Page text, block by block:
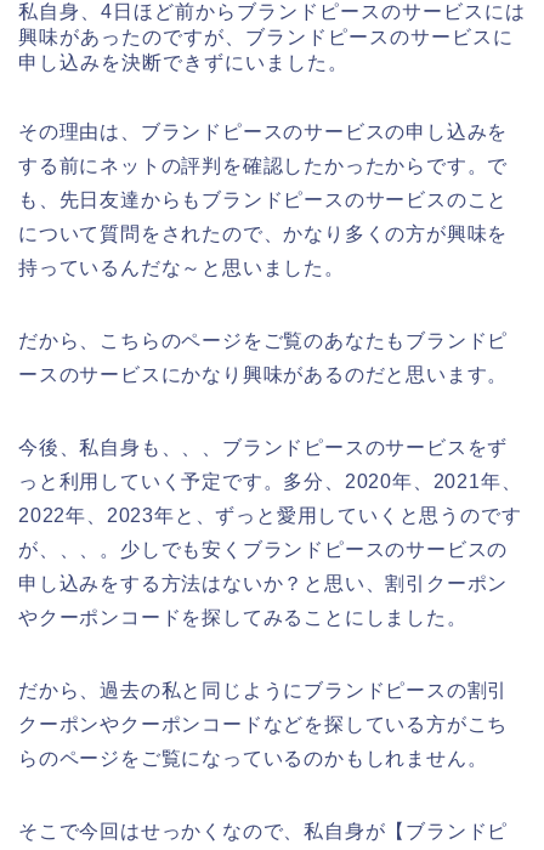
私自身、4日ほど前からブランドピースのサービスには
興味があったのですが、ブランドピースのサービスに
申し込みを決断できずにいました。
その理由は、ブランドピースのサービスの申し込みを
する前にネットの評判を確認したかったからです。で
も、先日友達からもブランドピースのサービスのこと
について質問をされたので、かなり多くの方が興味を
持っているんだな～と思いました。
だから、こちらのページをご覧のあなたもブランドピ
ースのサービスにかなり興味があるのだと思います。
今後、私自身も、、、ブランドピースのサービスをず
っと利用していく予定です。多分、2020年、2021年、
2022年、2023年と、ずっと愛用していくと思うのです
が、、、。少しでも安くブランドピースのサービスの
申し込みをする方法はないか？と思い、割引クーポン
やクーポンコードを探してみることにしました。
だから、過去の私と同じようにブランドピースの割引
クーポンやクーポンコードなどを探している方がこち
らのページをご覧になっているのかもしれません。
そこで今回はせっかくなので、私自身が【ブランドピ